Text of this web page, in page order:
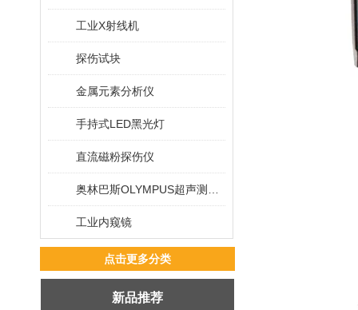
工业X射线机
探伤试块
金属元素分析仪
手持式LED黑光灯
直流磁粉探伤仪
工业内窥镜
点击更多分类
新品推荐